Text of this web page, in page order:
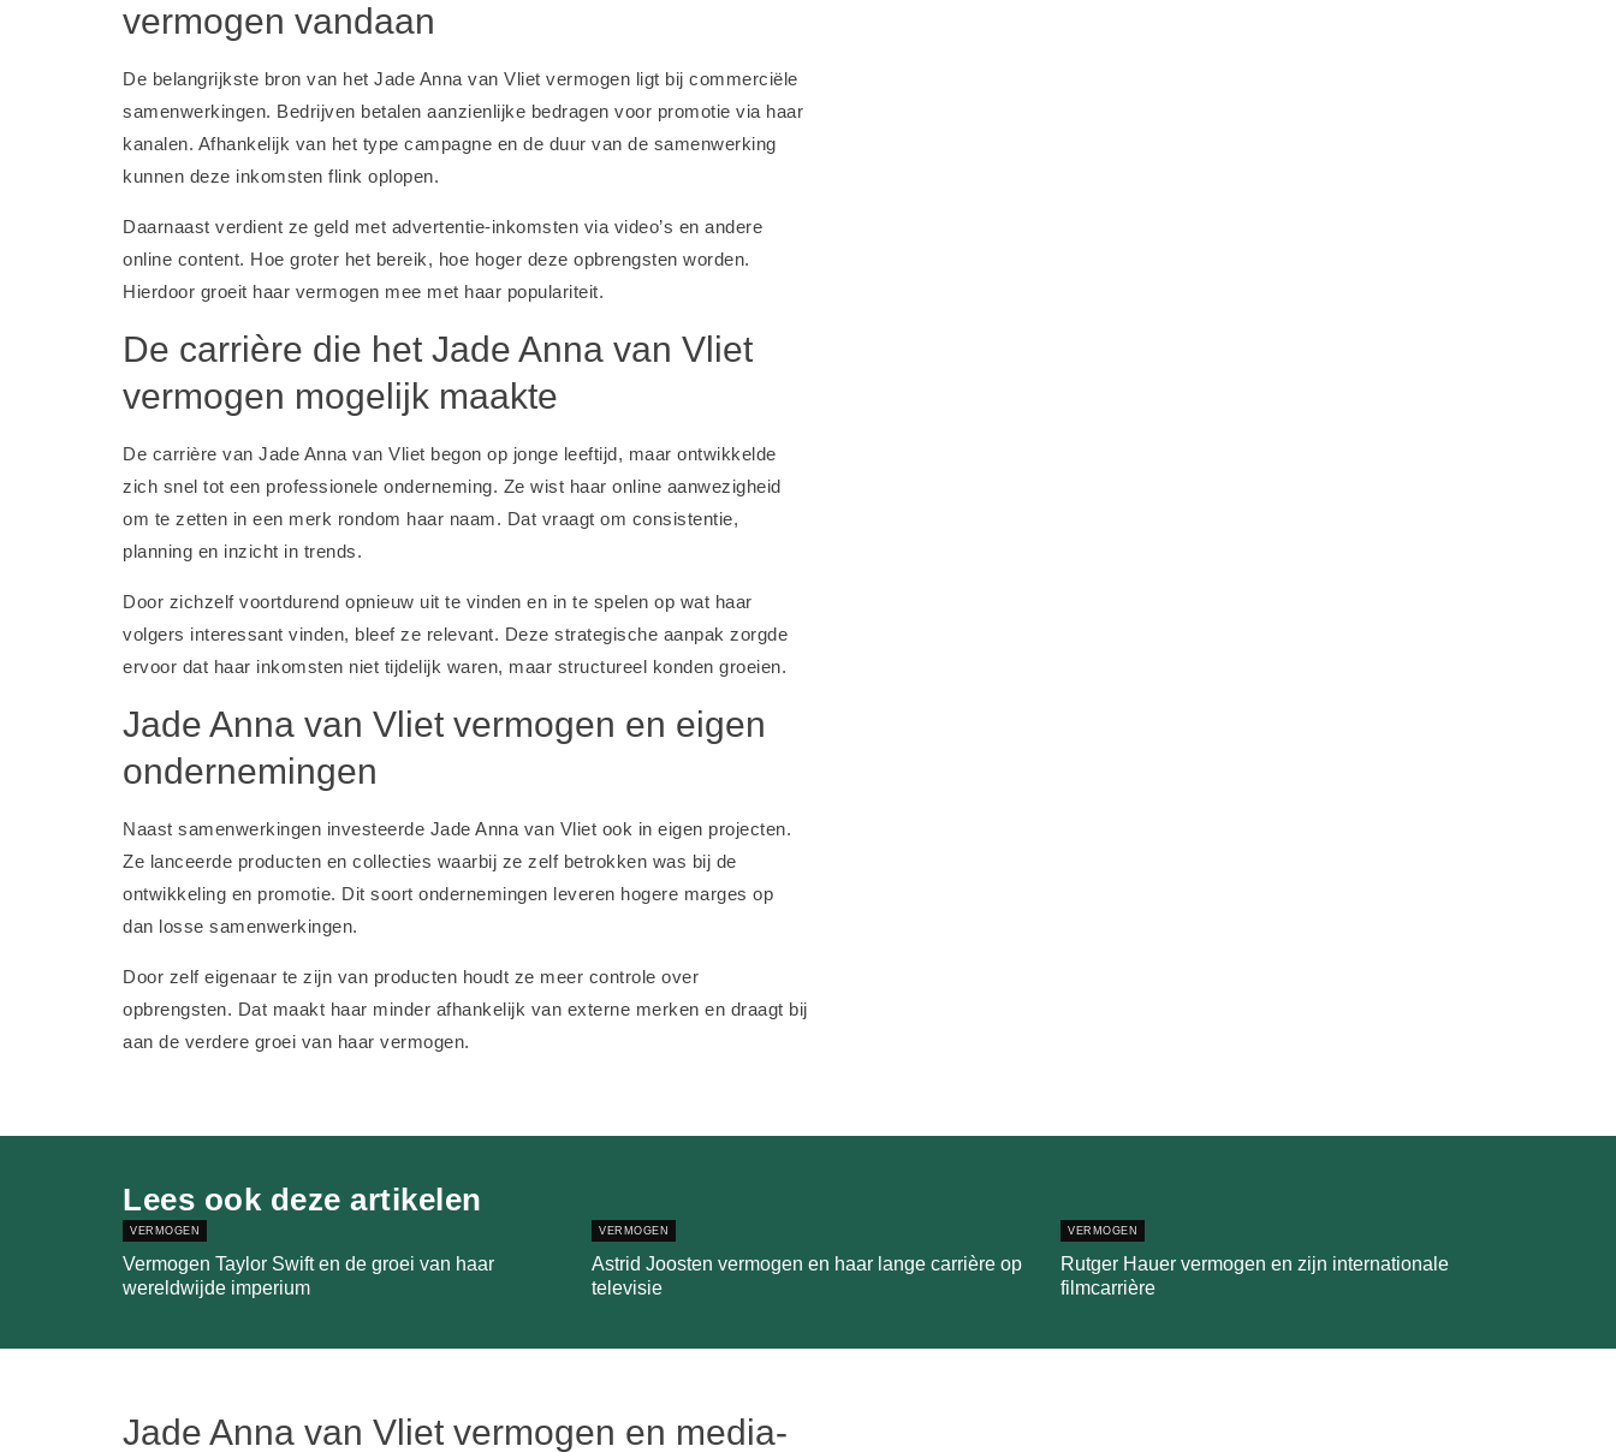
vermogen vandaan
De belangrijkste bron van het Jade Anna van Vliet vermogen ligt bij commerciële
samenwerkingen. Bedrijven betalen aanzienlijke bedragen voor promotie via haar
kanalen. Afhankelijk van het type campagne en de duur van de samenwerking
kunnen deze inkomsten flink oplopen.
Daarnaast verdient ze geld met advertentie-inkomsten via video’s en andere
online content. Hoe groter het bereik, hoe hoger deze opbrengsten worden.
Hierdoor groeit haar vermogen mee met haar populariteit.
De carrière die het Jade Anna van Vliet
vermogen mogelijk maakte
De carrière van Jade Anna van Vliet begon op jonge leeftijd, maar ontwikkelde
zich snel tot een professionele onderneming. Ze wist haar online aanwezigheid
om te zetten in een merk rondom haar naam. Dat vraagt om consistentie,
planning en inzicht in trends.
Door zichzelf voortdurend opnieuw uit te vinden en in te spelen op wat haar
volgers interessant vinden, bleef ze relevant. Deze strategische aanpak zorgde
ervoor dat haar inkomsten niet tijdelijk waren, maar structureel konden groeien.
Jade Anna van Vliet vermogen en eigen
ondernemingen
Naast samenwerkingen investeerde Jade Anna van Vliet ook in eigen projecten.
Ze lanceerde producten en collecties waarbij ze zelf betrokken was bij de
ontwikkeling en promotie. Dit soort ondernemingen leveren hogere marges op
dan losse samenwerkingen.
Door zelf eigenaar te zijn van producten houdt ze meer controle over
opbrengsten. Dat maakt haar minder afhankelijk van externe merken en draagt bij
aan de verdere groei van haar vermogen.
Lees ook deze artikelen
VERMOGEN
Vermogen Taylor Swift en de groei van haar
wereldwijde imperium
VERMOGEN
Astrid Joosten vermogen en haar lange carrière op
televisie
VERMOGEN
Rutger Hauer vermogen en zijn internationale
filmcarrière
Jade Anna van Vliet vermogen en media-